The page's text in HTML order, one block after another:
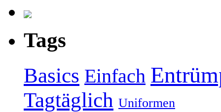
Tags
Basics Einfach
Tagtäglich Uniformen